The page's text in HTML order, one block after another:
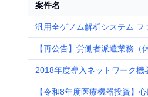
案件名
汎用全ゲノム解析システム フ
【再公告】労働者派遣業務
2018年度導入ネットワーク機
【令和8年度医療機器投資】